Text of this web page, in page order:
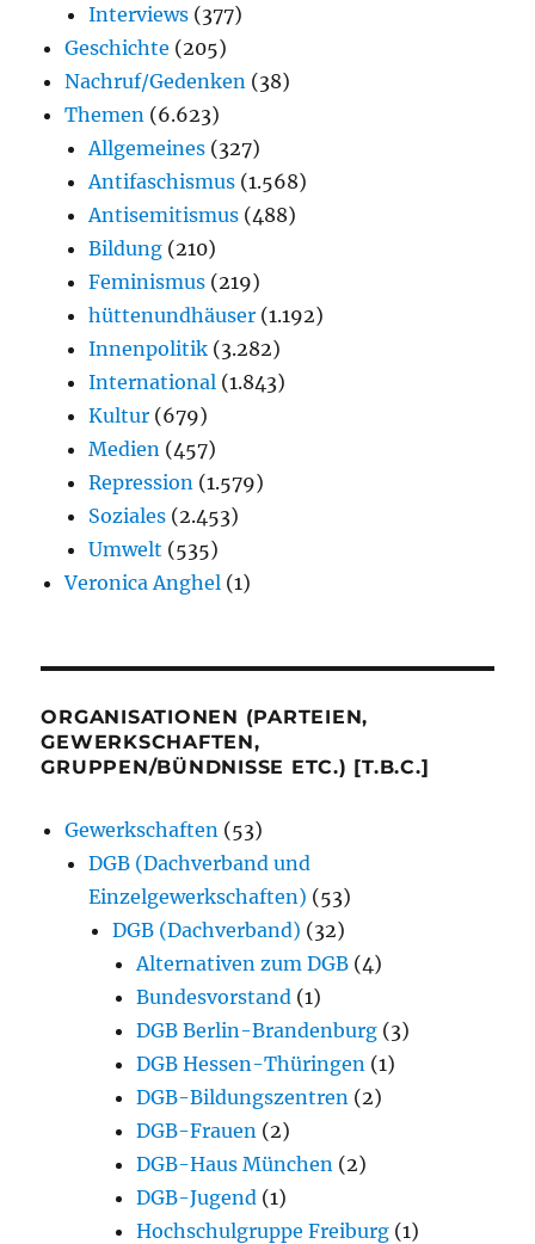
Interviews (377)
Geschichte (205)
Nachruf/Gedenken (38)
Themen (6.623)
Allgemeines (327)
Antifaschismus (1.568)
Antisemitismus (488)
Bildung (210)
Feminismus (219)
hüttenundhäuser (1.192)
Innenpolitik (3.282)
International (1.843)
Kultur (679)
Medien (457)
Repression (1.579)
Soziales (2.453)
Umwelt (535)
Veronica Anghel (1)
ORGANISATIONEN (PARTEIEN,
GEWERKSCHAFTEN,
GRUPPEN/BÜNDNISSE ETC.) [T.B.C.]
Gewerkschaften (53)
DGB (Dachverband und
Einzelgewerkschaften) (53)
DGB (Dachverband) (32)
Alternativen zum DGB (4)
Bundesvorstand (1)
DGB Berlin-Brandenburg (3)
DGB Hessen-Thüringen (1)
DGB-Bildungszentren (2)
DGB-Frauen (2)
DGB-Haus München (2)
DGB-Jugend (1)
Hochschulgruppe Freiburg (1)